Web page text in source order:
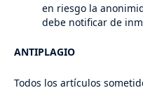
en riesgo la
debe notificar de
ANTIPLAGIO
Todos los artículos